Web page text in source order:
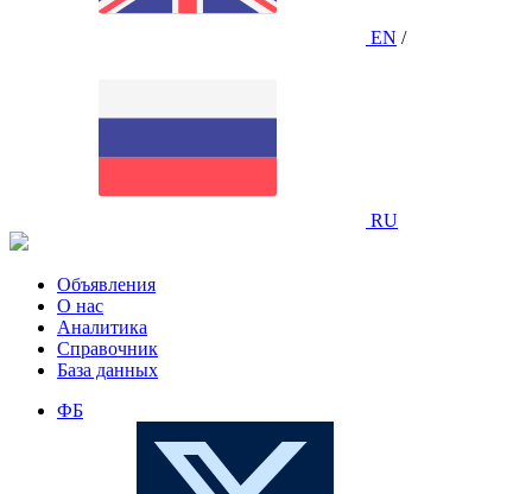
EN /
RU
Объявления
О нас
Аналитика
Справочник
База данных
ФБ